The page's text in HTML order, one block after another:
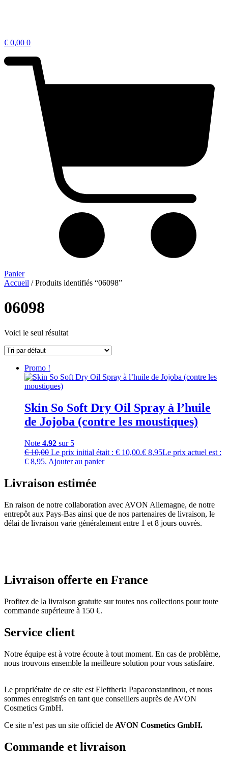
€ 0,00 0
Panier
Accueil / Produits identifiés “06098”
06098
Voici le seul résultat
Promo !
Skin So Soft Dry Oil Spray à l’huile
de Jojoba (contre les moustiques)
Note 4.92 sur 5
€10,00 Le prix initial était : € 10,00.€ 8,95Le prix actuel est :
€ 8,95. Ajouter au panier
Livraison estimée
En raison de notre collaboration avec AVON Allemagne, de notre
entrepôt aux Pays-Bas ainsi que de nos partenaires de livraison, le
délai de livraison varie généralement entre 1 et 8 jours ouvrés.
Livraison offerte en France
Profitez de la livraison gratuite sur toutes nos collections pour toute
commande supérieure à 150 €.
Service client
Notre équipe est à votre écoute à tout moment. En cas de problème,
nous trouvons ensemble la meilleure solution pour vous satisfaire.
Le propriétaire de ce site est Eleftheria Papaconstantinou, et nous
sommes enregistrés en tant que conseillers auprès de AVON
Cosmetics GmbH.
Ce site n’est pas un site officiel de AVON Cosmetics GmbH.
Commande et livraison